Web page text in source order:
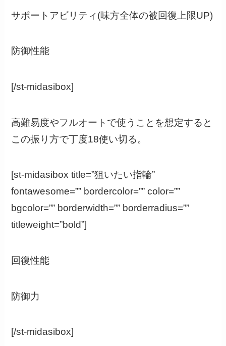
サポートアビリティ(味方全体の被回復上限UP)
防御性能
[/st-midasibox]
高難易度やフルオートで使うことを想定すると
この振り方で丁度18使い切る。
[st-midasibox title=”狙いたい指輪”
fontawesome=”” bordercolor=”” color=””
bgcolor=”” borderwidth=”” borderradius=””
titleweight=”bold”]
回復性能
防御力
[/st-midasibox]